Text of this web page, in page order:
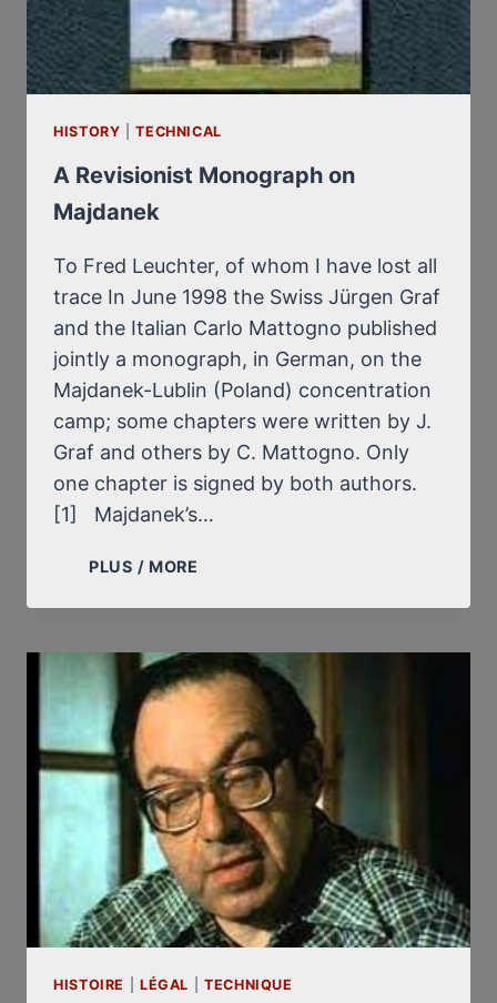
HISTORY |TECHNICAL
A Revisionist Monograph on
Majdanek
To Fred Leuchter, of whom I have lost all
trace In June 1998 the Swiss Jürgen Graf
and the Italian Carlo Mattogno published
jointly a monograph, in German, on the
Majdanek-Lublin (Poland) concentration
camp; some chapters were written by J.
Graf and others by C. Mattogno. Only
one chapter is signed by both authors.
[1] Majdanek’s…
PLUS / MORE
MONOGRAPH
MAJDANEK
HISTOIRE LÉGAL TECHNIQUE